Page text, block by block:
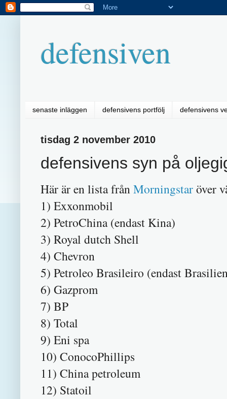
defensiven
senaste inläggen defensivens portfölj defensivens
tisdag 2 november 2010
defensivens syn på
Här är en lista frånMorningstaröver
1) Exxonmobil
2) PetroChina (endast Kina)
3) Royal dutch Shell
4) Chevron
5) Petroleo Brasileiro (endast
6) Gazprom
7) BP
8) Total
9) Eni spa
10) ConocoPhillips
11) China petroleum
12) Statoil